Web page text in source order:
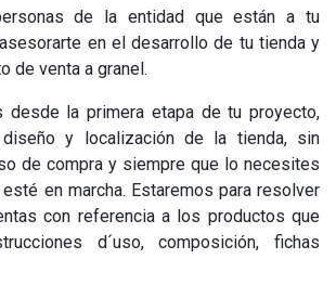
de la entidad que están a tu
en el desarrollo de tu tienda y
de venta a granel.
desde la primera etapa de tu proyecto,
y localización de la tienda, sin
de compra y siempre que lo necesites
en marcha. Estaremos para resolver
con referencia a los productos que
d´uso, composición, fichas